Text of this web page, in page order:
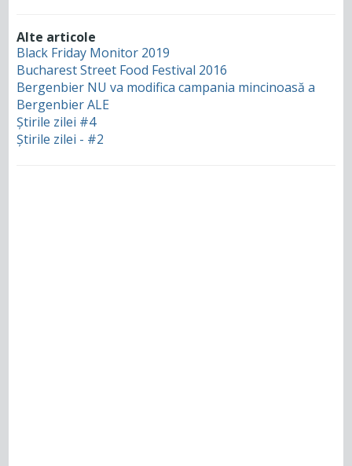
Alte articole
Black Friday Monitor 2019
Bucharest Street Food Festival 2016
Bergenbier NU va modifica campania mincinoasă a
Bergenbier ALE
Știrile zilei #4
Știrile zilei - #2